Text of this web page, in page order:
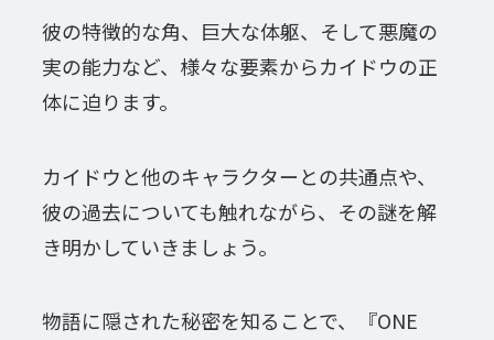
彼の特徴的な角、巨大な体躯、そして悪魔の
実の能力など、様々な要素からカイドウの正
体に迫ります。
カイドウと他のキャラクターとの共通点や、
彼の過去についても触れながら、その謎を解
き明かしていきましょう。
物語に隠された秘密を知ることで、『ONE